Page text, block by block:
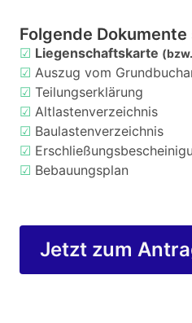
Folgende
☑ Liegenschaftskarte
☑ Auszug vom
☑ Teilungserklärung
☑ Altlastenverzeichnis
☑ Baulastenverzeichnis
☑
☑ Bebauungsplan
Jetzt zum